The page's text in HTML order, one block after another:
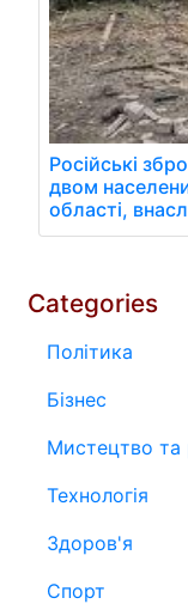
Російські
двом
області,
Categories
Політика
Бізнес
Мистецтво та
Технологія
Здоров'я
Спорт